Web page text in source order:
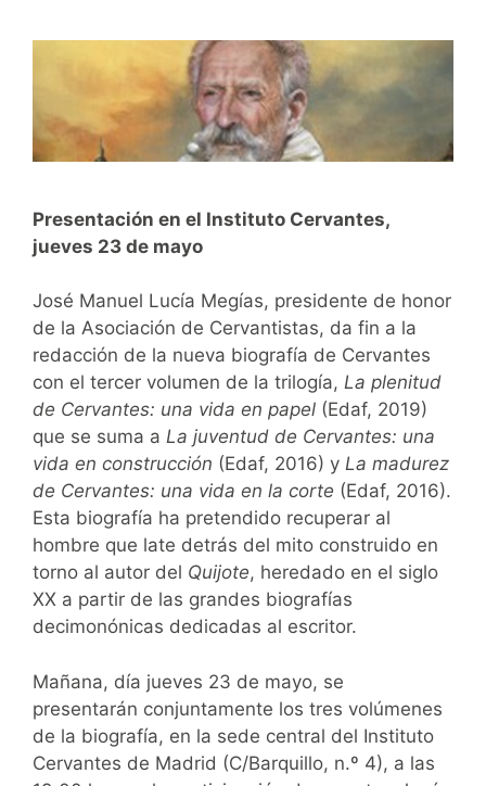
Presentación en el Instituto Cervantes,
jueves 23 de mayo
José Manuel Lucía Megías, presidente de honor
de la Asociación de Cervantistas, da fin a la
redacción de la nueva biografía de Cervantes
con el tercer volumen de la trilogía, La plenitud
de Cervantes: una vida en papel (Edaf, 2019)
que se suma a La juventud de Cervantes: una
vida en construcción (Edaf, 2016) y La madurez
de Cervantes: una vida en la corte (Edaf, 2016).
Esta biografía ha pretendido recuperar al
hombre que late detrás del mito construido en
torno al autor del Quijote, heredado en el siglo
XX a partir de las grandes biografías
decimonónicas dedicadas al escritor.
Mañana, día jueves 23 de mayo, se
presentarán conjuntamente los tres volúmenes
de la biografía, en la sede central del Instituto
Cervantes de Madrid (C/Barquillo, n.º 4), a las